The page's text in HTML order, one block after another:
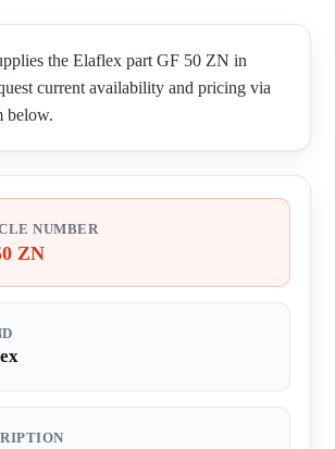
the Elaflex part GF 50 ZN in
current availability and pricing via
below.
NUMBER
ZN